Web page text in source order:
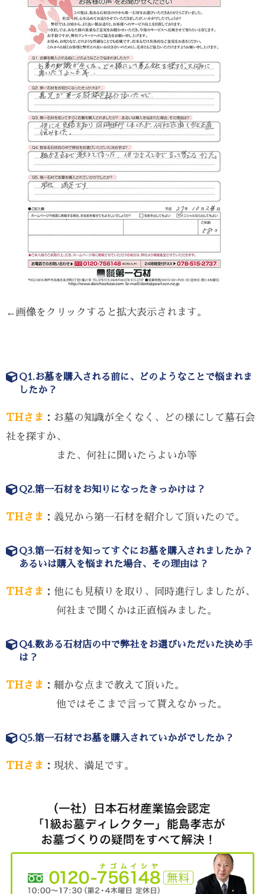
←画像をクリックすると拡大表示されます。
Q1.お墓を購入される前に、どのようなことで悩まれま
したか？
THさま ：お墓の知識が全くなく、どの様にして墓石会
社を探すか、
また、何社に聞いたらよいか等
Q2.第一石材をお知りになったきっかけは？
THさま ：義兄から第一石材を紹介して頂いたので。
Q3.第一石材を知ってすぐにお墓を購入されましたか？
あるいは購入を悩まれた場合、その理由は？
THさま ：他にも見積りを取り、同時進行しましたが、
何社まで聞くかは正直悩みました。
Q4.数ある石材店の中で弊社をお選びいただいた決め手
は？
THさま ：細かな点まで教えて頂いた。
他ではそこまで言って貰えなかった。
Q5.第一石材でお墓を購入されていかがでしたか？
THさま ：現状、満足です。